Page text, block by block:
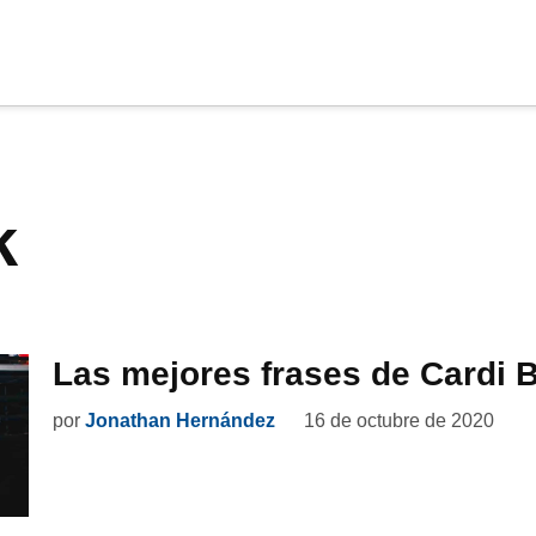
Las mejores frases de Cardi
por Jonathan Hernández 16 de octubre de 2020